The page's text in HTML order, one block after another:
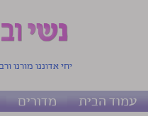
יחי אדוננו מורנו
עמוד הבית מדורים